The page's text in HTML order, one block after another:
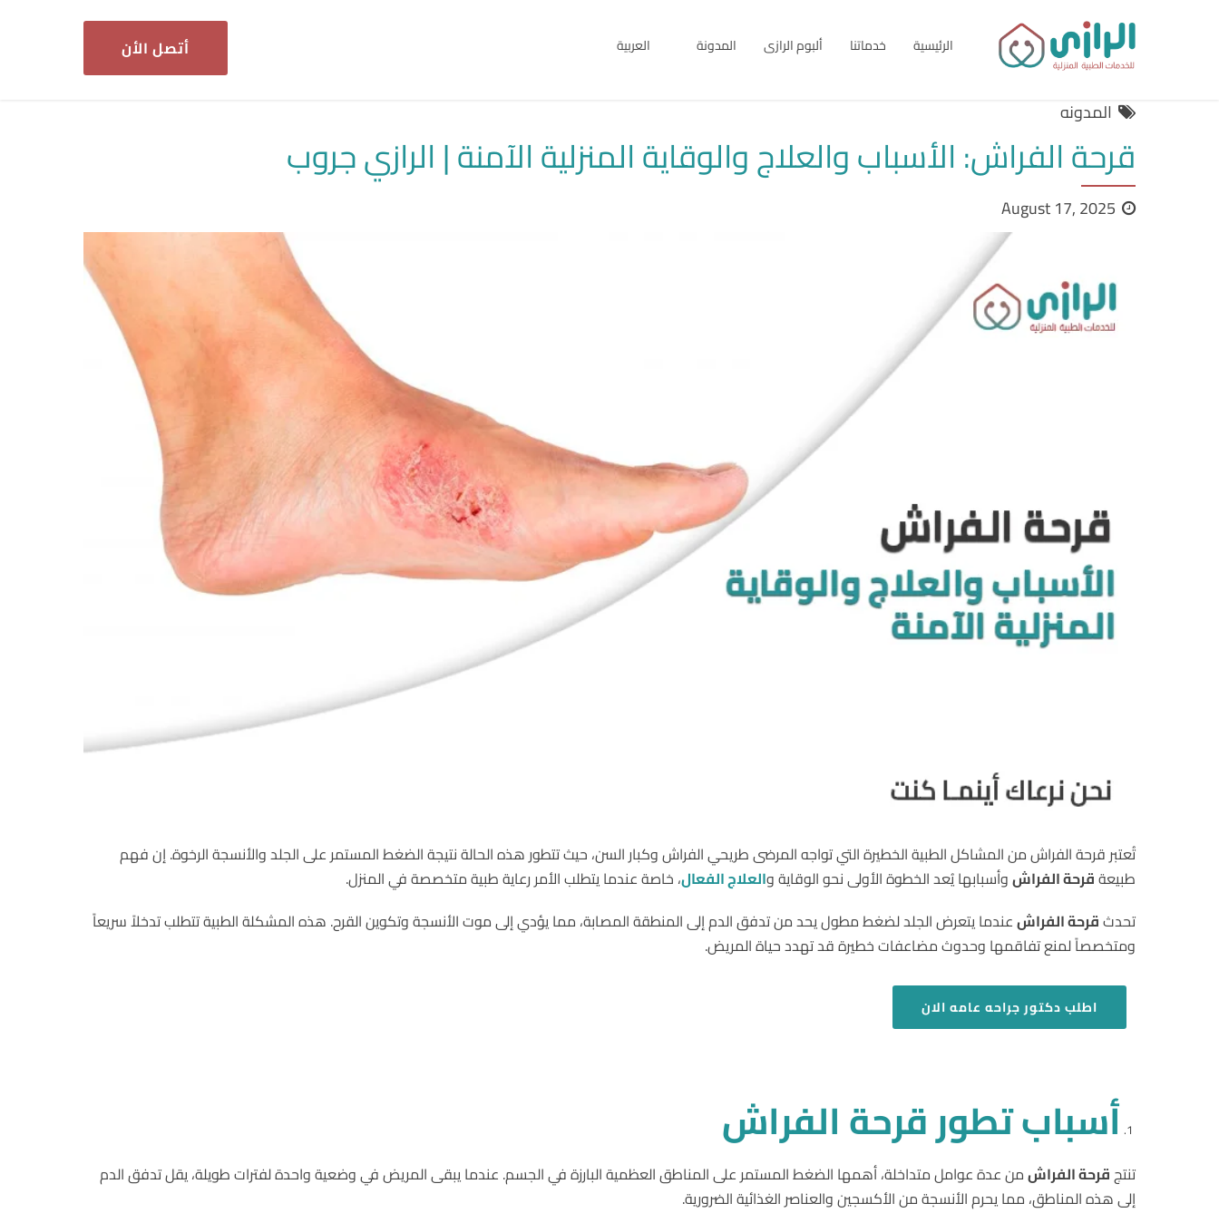
أتصل الأن الرئيسية خدماتنا ألبوم الرازى المدونة العربية
المدونه
قرحة الفراش: الأسباب والعلاج والوقاية المنزلية الآمنة | الرازي جروب
August 17, 2025
تُعتبر قرحة الفراش من المشاكل الطبية الخطيرة التي تواجه المرضى طريحي الفراش وكبار السن، حيث تتطور هذه الحالة نتيجة الضغط المستمر على الجلد والأنسجة الرخوة. إن فهم
طبيعةقرحة الفراشوأسبابها يُعد الخطوة الأولى نحو الوقاية والعلاج الفعال، خاصة عندما يتطلب الأمر رعاية طبية متخصصة في المنزل.
تحدثقرحة الفراشعندما يتعرض الجلد لضغط مطول يحد من تدفق الدم إلى المنطقة المصابة، مما يؤدي إلى موت الأنسجة وتكوين القرح. هذه المشكلة الطبية تتطلب تدخلاً سريعاً
ومتخصصاً لمنع تفاقمها وحدوث مضاعفات خطيرة قد تهدد حياة المريض.
اطلبدكتور جراحه عامه الان
أسباب تطور قرحة الفراش
تنتجقرحة الفراشمن عدة عوامل متداخلة، أهمها الضغط المستمر على المناطق العظمية البارزة في الجسم. عندما يبقى المريض في وضعية واحدة لفترات طويلة، يقل تدفق الدم
إلى هذه المناطق، مما يحرم الأنسجة من الأكسجين والعناصر الغذائية الضرورية.